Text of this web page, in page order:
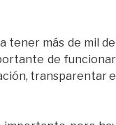
tener más de mil
de
transparentar